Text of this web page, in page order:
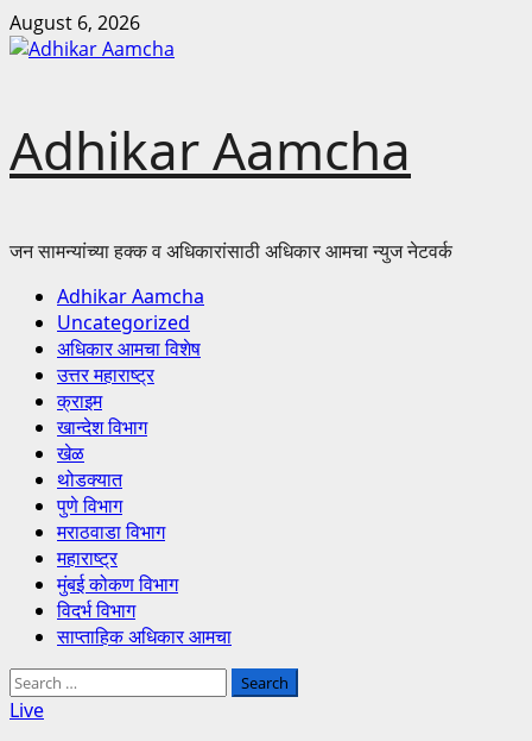
Skip
to
August 6, 2026
Adhikar Aamcha
जन सामन्यांच्या हक्क व अधिकारांसाठी अधिकार आमचा न्युज नेटवर्क
Adhikar Aamcha
Uncategorized
अधिकार आमचा विशेष
उत्तर महाराष्ट्र
क्राइम
खान्देश विभाग
खेळ
थोडक्यात
पुणे विभाग
मराठवाडा विभाग
महाराष्ट्र
मुंबई कोकण विभाग
विदर्भ विभाग
साप्ताहिक अधिकार आमचा
Primary
Menu
Search
for:
Live